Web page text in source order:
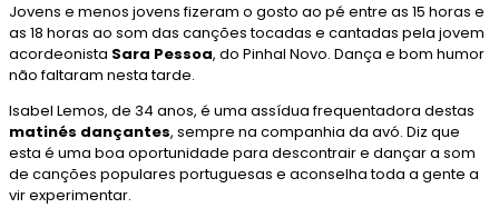
Jovens e menos jovens fizeram o gosto ao pé entre as 15 horas e
as 18 horas ao som das canções tocadas e cantadas pela jovem
acordeonista Sara Pessoa, do Pinhal Novo. Dança e bom humor
não faltaram nesta tarde.
Isabel Lemos, de 34 anos, é uma assídua frequentadora destas
matinés dançantes, sempre na companhia da avó. Diz que
esta é uma boa oportunidade para descontrair e dançar a som
de canções populares portuguesas e aconselha toda a gente a
vir experimentar.